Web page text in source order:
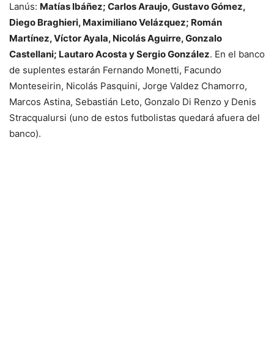
Lanús: Matías Ibáñez; Carlos Araujo, Gustavo Gómez,
Diego Braghieri, Maximiliano Velázquez; Román
Martínez, Víctor Ayala, Nicolás Aguirre, Gonzalo
Castellani; Lautaro Acosta y Sergio González. En el banco
de suplentes estarán Fernando Monetti, Facundo
Monteseirin, Nicolás Pasquini, Jorge Valdez Chamorro,
Marcos Astina, Sebastián Leto, Gonzalo Di Renzo y Denis
Stracqualursi (uno de estos futbolistas quedará afuera del
banco).